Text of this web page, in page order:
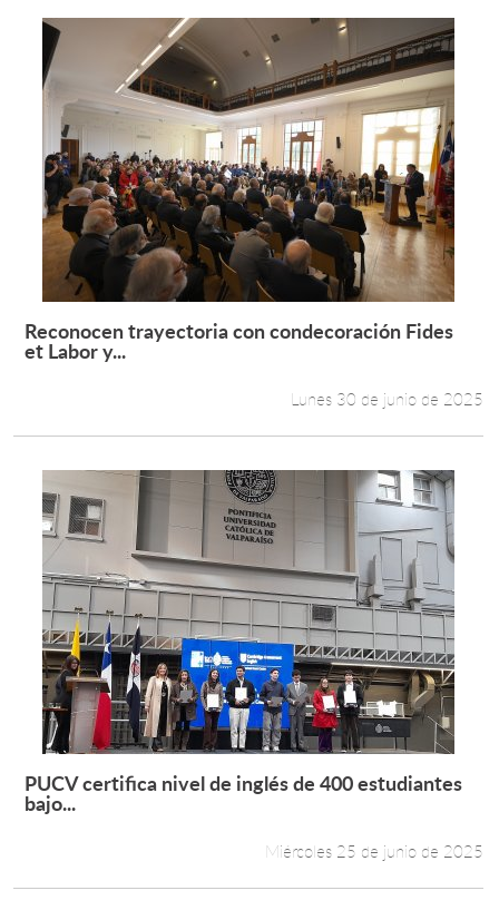
Leer más +
Reconocen trayectoria con condecoración Fides
et Labor y...
Lunes 30 de junio de 2025
Leer más +
PUCV certifica nivel de inglés de 400 estudiantes
bajo...
Miércoles 25 de junio de 2025